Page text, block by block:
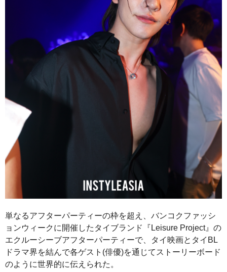
単なるアフターパーティーの枠を超え、バンコクファッシ
ョンウィークに開催したタイブランド『Leisure Project』の
エクルーシーブアフターパーティーで、タイ映画とタイBL
ドラマ界を結んで各ゲスト(俳優)を通じてストーリーボード
のように世界的に伝えられた。